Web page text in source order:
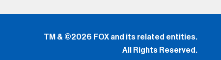
TM & ©2026 FOX and its related entities.
All Rights Reserved.